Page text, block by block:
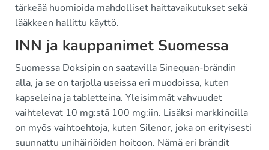
tärkeää huomioida mahdolliset haittavaikutukset sekä
lääkkeen hallittu käyttö.
INN ja kauppanimet Suomessa
Suomessa Doksipin on saatavilla Sinequan-brändin
alla, ja se on tarjolla useissa eri muodoissa, kuten
kapseleina ja tabletteina. Yleisimmät vahvuudet
vaihtelevat 10 mg:stä 100 mg:iin. Lisäksi markkinoilla
on myös vaihtoehtoja, kuten Silenor, joka on erityisesti
suunnattu unihäiriöiden hoitoon. Nämä eri brändit